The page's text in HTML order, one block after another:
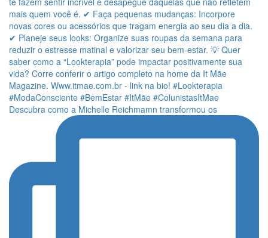
Descubra como a Michelle Reichmamn transformou os